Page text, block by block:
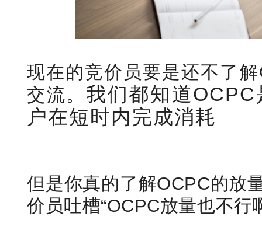
现在的竞价员要是还不了
交流。 我们都知道
户在短时内完成消耗
但是你真的了解OCPC的放
价员吐槽“OCPC放量也不行